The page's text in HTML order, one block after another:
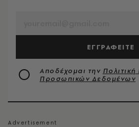
ΕΓΓΡΑΦΕΙΤΕ
Αποδέχομαι την
Προσωπικών Δεδομένων